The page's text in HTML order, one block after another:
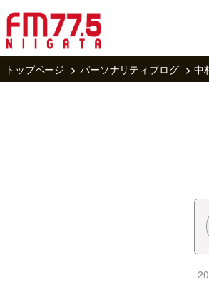
トップページ パーソナリティブログ 中